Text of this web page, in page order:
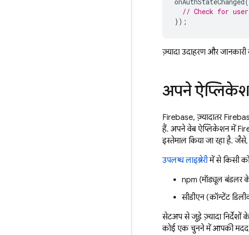
// Check for
});
ज़्यादा उदाहरण और
अपने
Firebase, ज़्यादातर
हैं. अपने वेब ऐप्लिकेशन में
इस्तेमाल किया जा रहा है.
उपलब्ध लाइब्रेरीमें से किसी
npm (मॉड्यूल बंडलर
सीडीएन (कॉन्टेंट
सेटअप से जुड़े ज़्यादा निर्देशों
कोई एक चुनने में आपकी मदद